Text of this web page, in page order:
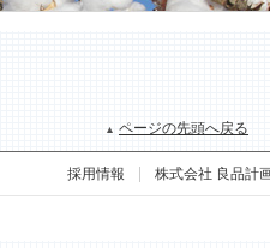
ページの先頭へ戻る
株式会社 良品計
採用情報